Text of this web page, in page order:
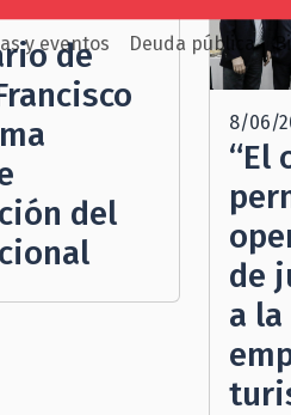
y eventos Deuda pública
de
del
8/06/
“El
de
a